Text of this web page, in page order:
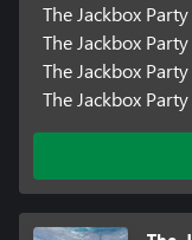
The Jackbox
The Jackbox
The Jackbox
The Jackbox